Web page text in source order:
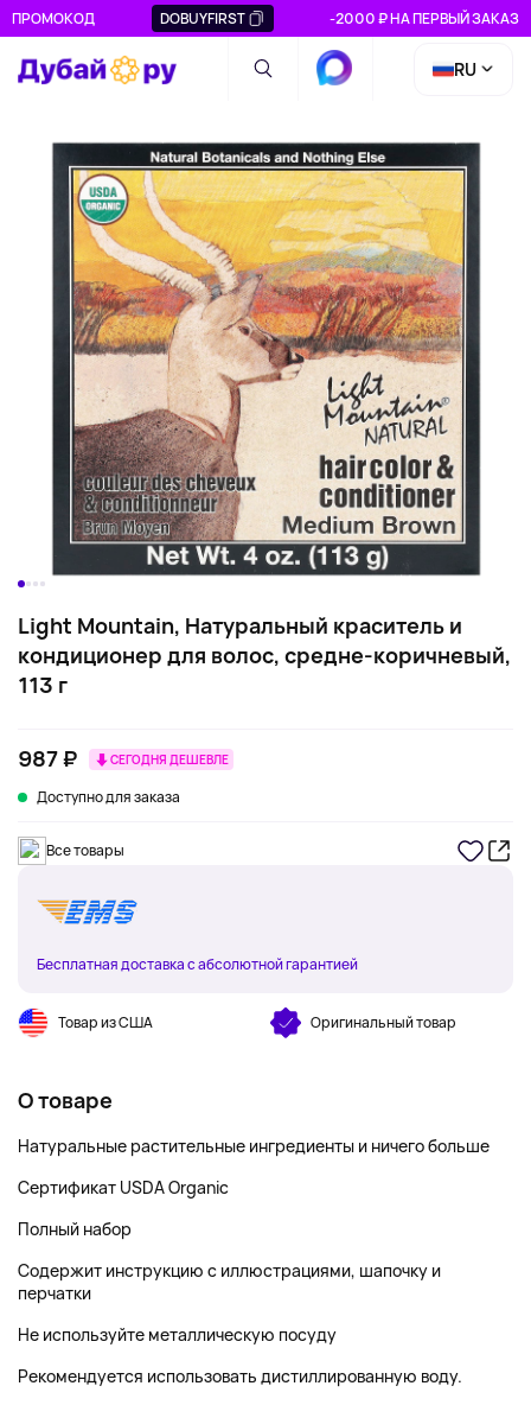
ПРОМОКОД DOBUYFIRST -2000 ₽ НА ПЕРВЫЙ ЗАКАЗ
RU
Light Mountain, Натуральный краситель и
кондиционер для волос, средне-коричневый,
113 г
987 ₽ СЕГОДНЯ ДЕШЕВЛЕ
Доступно для заказа
Все товары
Бесплатная доставка с абсолютной гарантией
Товар из США Оригинальный товар
О товаре
Натуральные растительные ингредиенты и ничего больше
Сертификат USDA Organic
Полный набор
Содержит инструкцию с иллюстрациями, шапочку и
перчатки
Не используйте металлическую посуду
Рекомендуется использовать дистиллированную воду.